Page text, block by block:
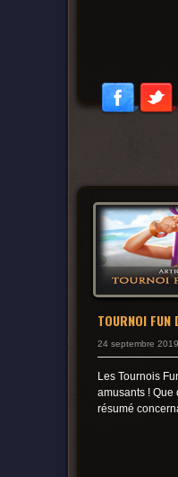
TOURNOI
24 septembre
Les Tournois
amusants ! Que
résumé